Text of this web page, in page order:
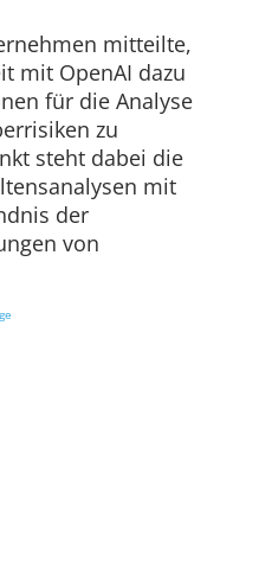
mitteilte,
mit OpenAI dazu
für die Analyse
zu
steht dabei die
mit
der
von